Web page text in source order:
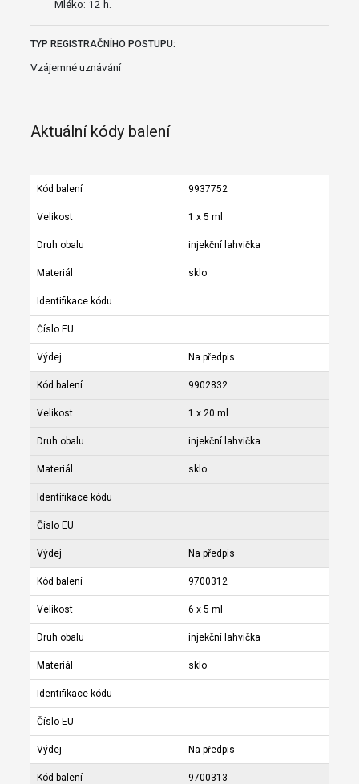
Mléko: 12 h.
TYP REGISTRAČNÍHO POSTUPU:
Vzájemné uznávání
Aktuální kódy balení
Kód balení 9937752
Velikost 1 x 5 ml
Druh obalu injekční lahvička
Materiál sklo
Identifikace kódu
Číslo EU
Výdej Na předpis
Kód balení 9902832
Velikost 1 x 20 ml
Druh obalu injekční lahvička
Materiál sklo
Identifikace kódu
Číslo EU
Výdej Na předpis
Kód balení 9700312
Velikost 6 x 5 ml
Druh obalu injekční lahvička
Materiál sklo
Identifikace kódu
Číslo EU
Výdej Na předpis
Kód balení 9700313